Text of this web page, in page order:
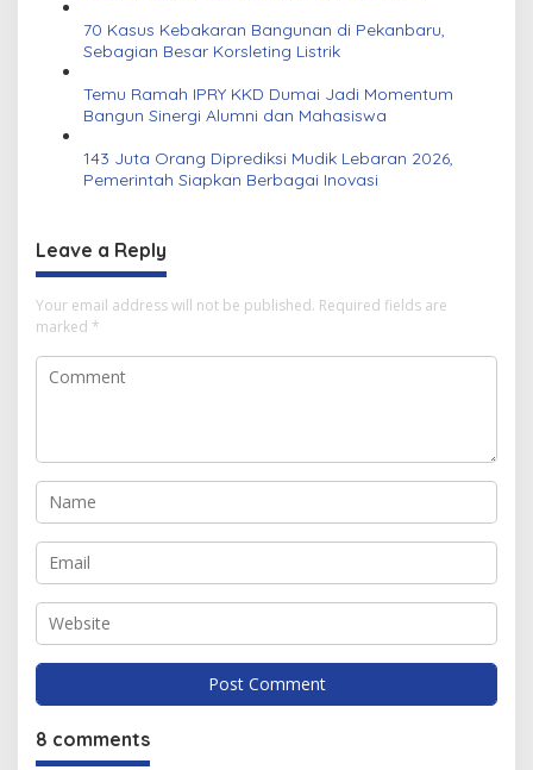
70 Kasus Kebakaran Bangunan di Pekanbaru,
Sebagian Besar Korsleting Listrik
Temu Ramah IPRY KKD Dumai Jadi Momentum
Bangun Sinergi Alumni dan Mahasiswa
143 Juta Orang Diprediksi Mudik Lebaran 2026,
Pemerintah Siapkan Berbagai Inovasi
Leave a Reply
Your email address will not be published. Required fields are
marked *
8 comments